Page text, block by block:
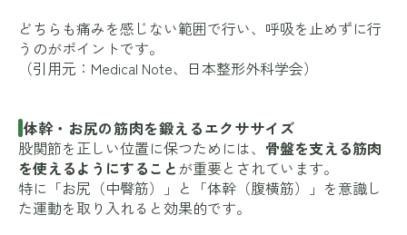
どちらも痛みを感じない範囲で行い、呼吸を止めずに行
うのがポイントです。
（引用元： Medical Note、 日本整形外科学会）
体幹・お尻の筋肉を鍛えるエクササイズ
股関節を正しい位置に保つためには、 骨盤を支える筋肉
を使えるようにすること が重要とされています。
特に「お尻（中臀筋）」と「体幹（腹横筋）」を意識し
た運動を取り入れると効果的です。